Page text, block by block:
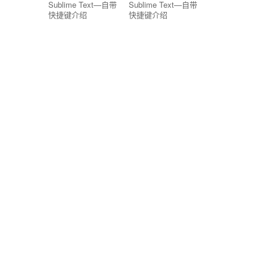
Sublime Text—自带
快捷键介绍
Sublime Text—自带
快捷键介绍